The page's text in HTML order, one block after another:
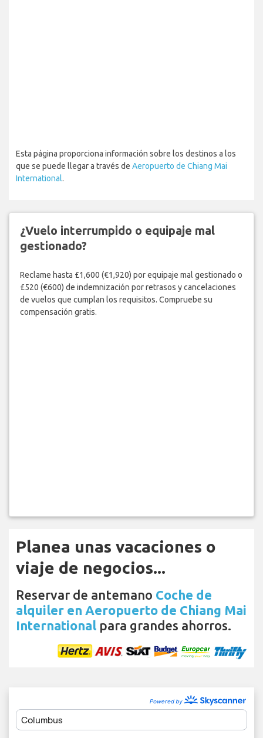
Esta página proporciona información sobre los destinos a los
que se puede llegar a través de Aeropuerto de Chiang Mai
International.
¿Vuelo interrumpido o equipaje mal
gestionado?
Reclame hasta £1,600 (€1,920) por equipaje mal gestionado o
£520 (€600) de indemnización por retrasos y cancelaciones
de vuelos que cumplan los requisitos. Compruebe su
compensación gratis.
Planea unas vacaciones o
viaje de negocios...
Reservar de antemano Coche de
alquiler en Aeropuerto de Chiang Mai
International para grandes ahorros.